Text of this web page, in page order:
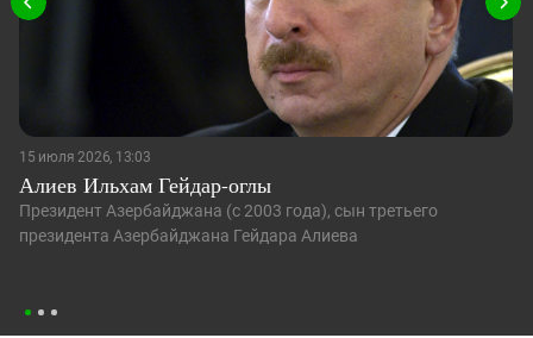
15 июля 2026, 13:03
Алиев Ильхам Гейдар-оглы
Президент Азербайджана (с 2003 года), сын третьего
президента Азербайджана Гейдара Алиева